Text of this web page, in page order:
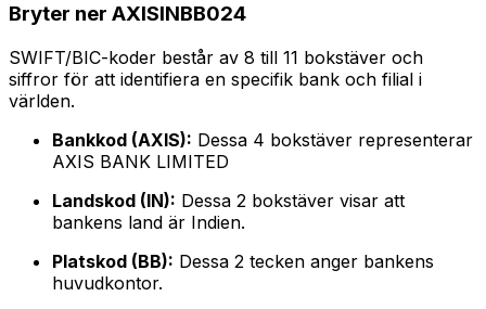
Bryter ner AXISINBB024
SWIFT/BIC-koder består av 8 till 11 bokstäver och
siffror för att identifiera en specifik bank och filial i
världen.
Bankkod (AXIS): Dessa 4 bokstäver representerar
AXIS BANK LIMITED
Landskod (IN): Dessa 2 bokstäver visar att
bankens land är Indien.
Platskod (BB): Dessa 2 tecken anger bankens
huvudkontor.